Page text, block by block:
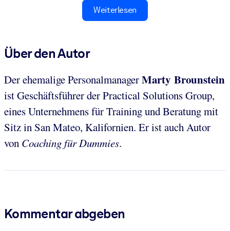
Weiterlesen
Über den Autor
Der ehemalige PersonalmanagerMarty Brounstein
ist Geschäftsführer der Practical Solutions Group,
eines Unternehmens für Training und Beratung mit
Sitz in San Mateo, Kalifornien. Er ist auch Autor
von Coaching für Dummies.
Kommentar abgeben